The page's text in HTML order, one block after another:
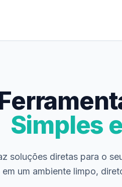
Simples
soluções diretas para o
em um ambiente limpo,